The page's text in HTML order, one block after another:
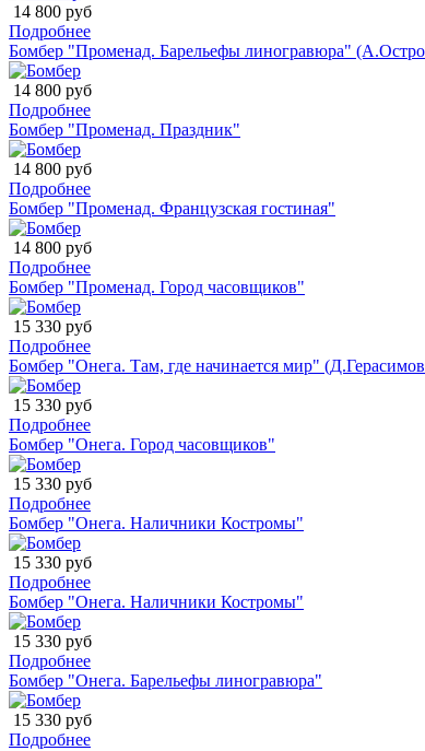
14 800 руб
Подробнее
Бомбер "Променад. Барельефы линогравюра"
14 800 руб
Подробнее
Бомбер "Променад. Праздник"
14 800 руб
Подробнее
Бомбер "Променад. Французская гостиная"
14 800 руб
Подробнее
Бомбер "Променад. Город часовщиков"
15 330 руб
Подробнее
Бомбер "Онега. Там, где начинается мир"
15 330 руб
Подробнее
Бомбер "Онега. Город часовщиков"
15 330 руб
Подробнее
Бомбер "Онега. Наличники Костромы"
15 330 руб
Подробнее
Бомбер "Онега. Наличники Костромы"
15 330 руб
Подробнее
Бомбер "Онега. Барельефы линогравюра"
15 330 руб
Подробнее